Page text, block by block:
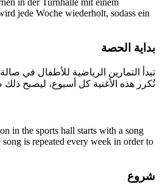
in der Turnhalle mit einem
jede Woche wiederholt, sodass ein
بداية الحصة
تبدأ التمارين الرياضية للأطفال في
تُكرر هذه الأغنية كل أسبوع، ليصبح
in the sports hall starts with a song
is repeated every week in order to
شروع